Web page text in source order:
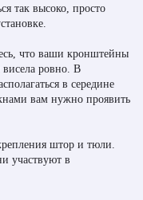
так высоко, просто
что ваши кронштейны
ровно. В
в середине
вам нужно проявить
штор и тюли.
участвуют в